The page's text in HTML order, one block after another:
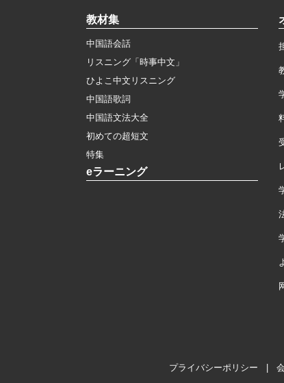
教材集
中国語会話
リスニング「時事中文」
ひよこ中文リスニング
中国語歌詞
中国語文法大全
初めての超短文
特集
eラーニング
プライバシーポリシー